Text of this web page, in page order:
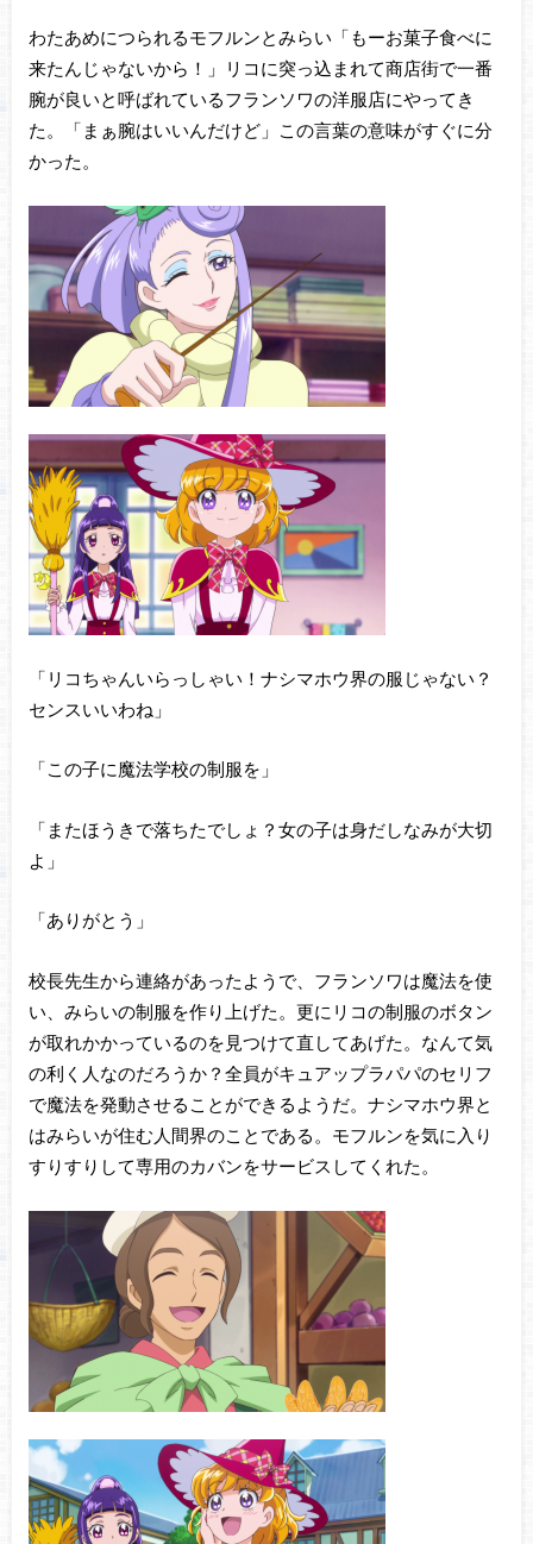
わたあめにつられるモフルンとみらい「もーお菓子食べに
来たんじゃないから！」リコに突っ込まれて商店街で一番
腕が良いと呼ばれているフランソワの洋服店にやってき
た。「まぁ腕はいいんだけど」この言葉の意味がすぐに分
かった。
「リコちゃんいらっしゃい！ナシマホウ界の服じゃない？
センスいいわね」
「この子に魔法学校の制服を」
「またほうきで落ちたでしょ？女の子は身だしなみが大切
よ」
「ありがとう」
校長先生から連絡があったようで、フランソワは魔法を使
い、みらいの制服を作り上げた。更にリコの制服のボタン
が取れかかっているのを見つけて直してあげた。なんて気
の利く人なのだろうか？全員がキュアップラパパのセリフ
で魔法を発動させることができるようだ。ナシマホウ界と
はみらいが住む人間界のことである。モフルンを気に入り
すりすりして専用のカバンをサービスしてくれた。